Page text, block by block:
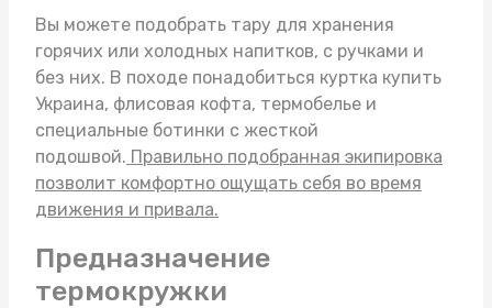
Вы можете подобрать тару для хранения
горячих или холодных напитков, с ручками и
без них. В походе понадобиться куртка купить
Украина, флисовая кофта, термобелье и
специальные ботинки с жесткой
подошвой. Правильно подобранная экипировка
позволит комфортно ощущать себя во время
движения и привала.
Предназначение
термокружки